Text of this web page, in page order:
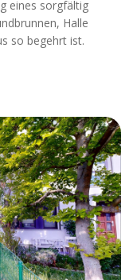
eines sorgfältig
Halle
so begehrt ist.